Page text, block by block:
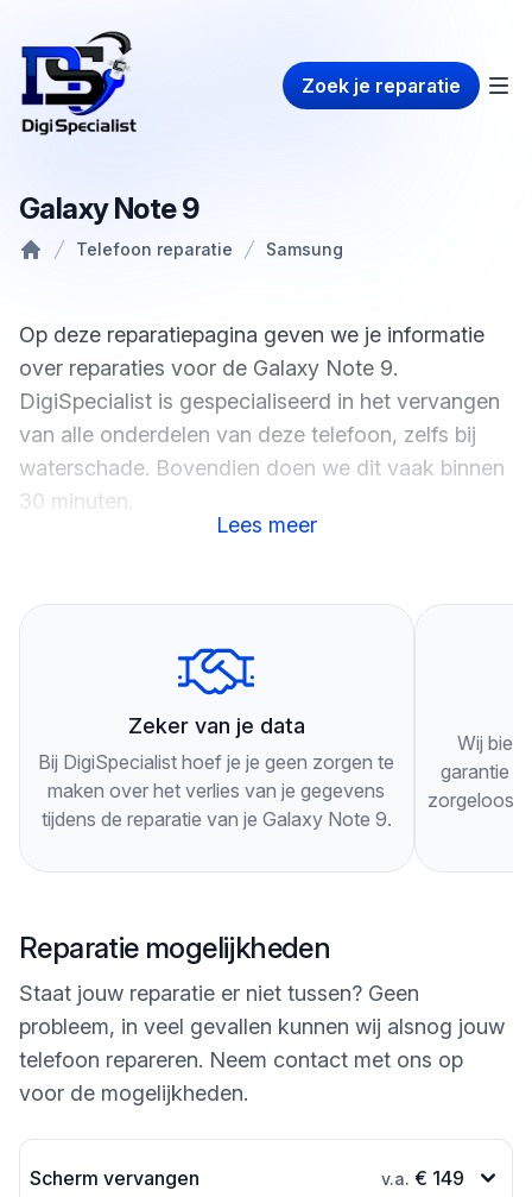
Zoek je reparatie
Galaxy Note 9
Telefoon reparatie Samsung
Op deze reparatiepagina geven we je informatie
over reparaties voor de Galaxy Note 9.
DigiSpecialist is gespecialiseerd in het vervangen
van alle onderdelen van deze telefoon, zelfs bij
waterschade. Bovendien doen we dit vaak binnen
30 minuten.
grondig inspecteren en je adviseren over de beste
oplossing voor je specifieke probleem.
Onze technici werken snel en efficiënt, zodat je zo
snel mogelijk weer gebruik kunt maken van je
Galaxy Note 9. Als je nog vragen hebt of langs wilt
komen, kun je ons altijd bellen of een bericht
sturen via onze website. Wij staan klaar om je te
Lees meer
Zeker van je data
Bij DigiSpecialist hoef je je geen zorgen te
maken over het verlies van je gegevens
tijdens de reparatie van je Galaxy Note 9.
Wij
garantie
zorgeloos
Reparatie mogelijkheden
Staat jouw reparatie er niet tussen? Geen
probleem, in veel gevallen kunnen wij alsnog jouw
telefoon repareren. Neem contact met ons op
voor de mogelijkheden.
Scherm vervangen v.a. € 149